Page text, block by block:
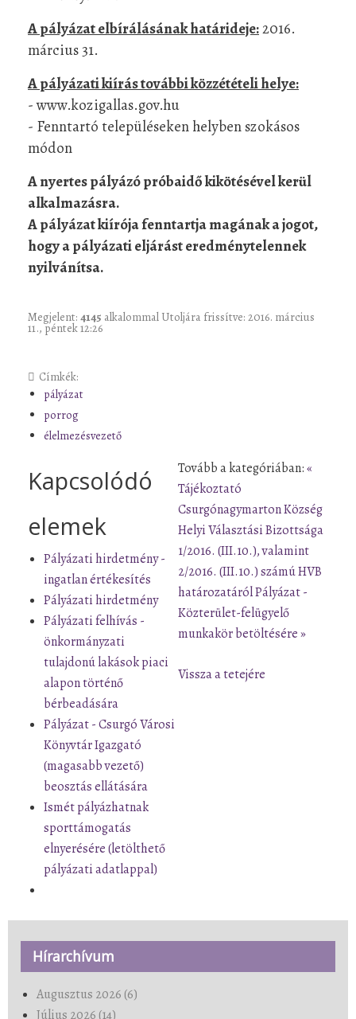
A pályázat elbírálásának határideje:2016.
március 31.
A pályázati kiírás további közzétételi helye:
- www.kozigallas.gov.hu
- Fenntartó településeken helyben szokásos
módon
A nyertes pályázó próbaidő kikötésével kerül
alkalmazásra.
A pályázat kiírója fenntartja magának a jogot,
hogy a pályázati eljárást eredménytelennek
nyilvánítsa.
Megjelent: 4145 alkalommal Utoljára frissítve: 2016. március
11., péntek 12:26
Címkék:
pályázat
porrog
élelmezésvezető
Kapcsolódó
elemek
Pályázati hirdetmény -
ingatlan értékesítés
Pályázati hirdetmény
Pályázati felhívás -
önkormányzati
tulajdonú lakások piaci
alapon történő
bérbeadására
Pályázat - Csurgó Városi
Könyvtár Igazgató
(magasabb vezető)
beosztás ellátására
Ismét pályázhatnak
sporttámogatás
elnyerésére (letölthető
pályázati adatlappal)
Tovább a kategóriában:«
Tájékoztató
Csurgónagymarton Község
Helyi Választási Bizottsága
1/2016. (III.10.), valamint
2/2016. (III.10.) számú HVB
határozatárólPályázat -
Közterület-felügyelő
munkakör betöltésére »
Vissza a tetejére
Hírarchívum
Augusztus 2026 (6)
Július 2026 (14)